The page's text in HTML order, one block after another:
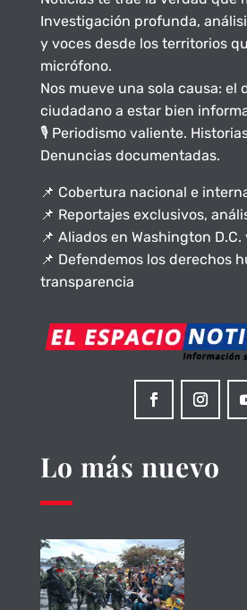
Investigación profunda,
y voces desde los territorios
micrófono.
Nos mueve una sola causa: el
ciudadano a estar bien
🎙️ Periodismo valiente.
Denuncias documentadas.
📌 Cobertura nacional e
📌 Reportajes exclusivos,
📌 Aliados en Washington D.C.
📌 Defendemos los derechos
transparencia
Lo más nuevo